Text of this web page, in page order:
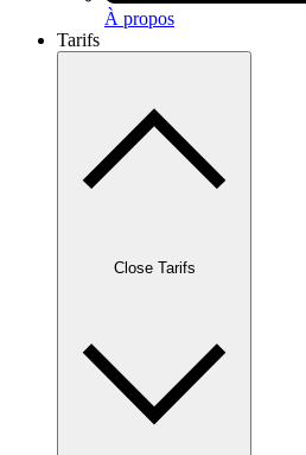
À propos
Tarifs
Close Tarifs